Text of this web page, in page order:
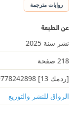
روايات مترجمة
عن الطبعة
نشر سنة 2025
218 صفحة
[ردمك 13] 9789778242898
الرواق للنشر والتوزيع